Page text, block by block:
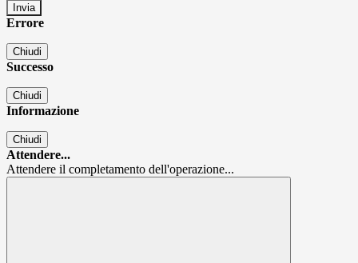
Errore
Chiudi
Successo
Chiudi
Informazione
Chiudi
Attendere...
Attendere il completamento dell'operazione...